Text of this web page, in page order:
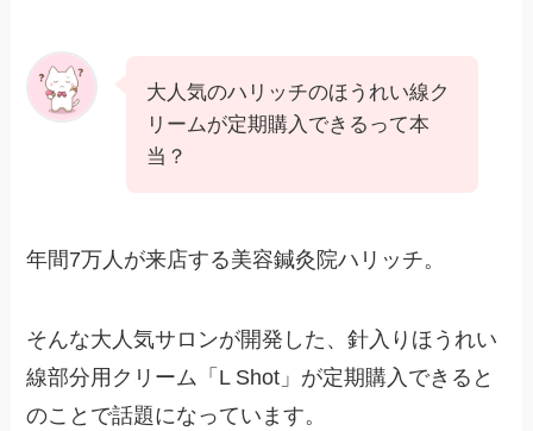
大人気のハリッチのほうれい線ク
リームが定期購入できるって本
当？
年間7万人が来店する美容鍼灸院ハリッチ。
そんな大人気サロンが開発した、針入りほうれい
線部分用クリーム「L Shot」が定期購入できると
のことで話題になっています。